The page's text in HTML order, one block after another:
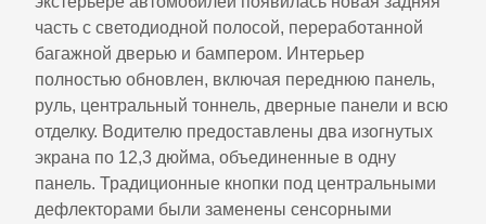
часть с светодиодной полосой, переработанной
багажной дверью и бампером. Интерьер
полностью обновлен, включая переднюю панель,
руль, центральный тоннель, дверные панели и всю
отделку. Водителю предоставлены два изогнутых
экрана по 12,3 дюйма, объединенные в одну
панель. Традиционные кнопки под центральными
дефлекторами были заменены сенсорными